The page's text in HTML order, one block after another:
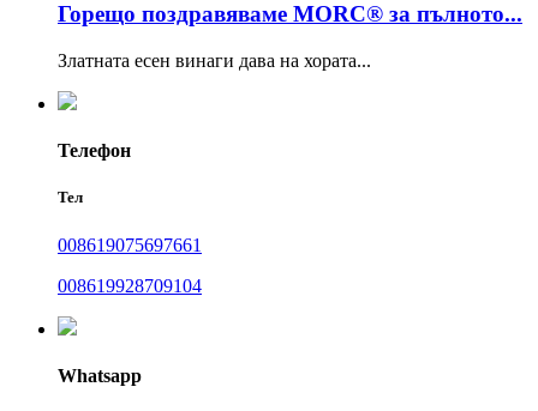
Горещо поздравяваме MORC® за пълното...
Златната есен винаги дава на хората...
Телефон
Тел
008619075697661
008619928709104
Whatsapp